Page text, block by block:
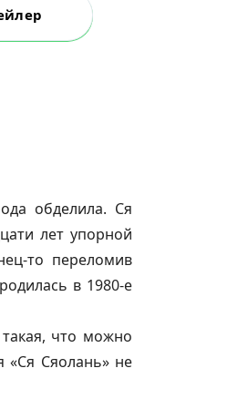
обделила. Ся
лет упорной
то переломив
в 1980-е
что можно
«Ся Сяолань» не